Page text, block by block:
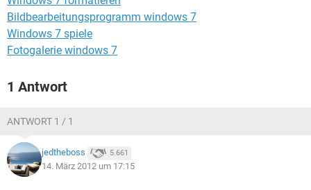
Bildbearbeitungsprogramm windows 7
Windows 7 spiele
Fotogalerie windows 7
1 Antwort
ANTWORT 1 / 1
jedtheboss 5.661
14. März 2012 um 17:15